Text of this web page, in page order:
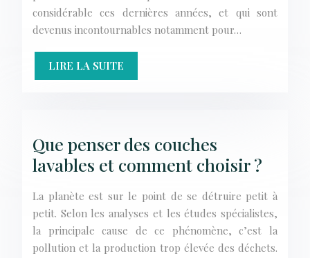
considérable ces dernières années, et qui sont
devenus incontournables notamment pour…
LIRE LA SUITE
Que penser des couches
lavables et comment choisir ?
La planète est sur le point de se détruire petit à
petit. Selon les analyses et les études spécialistes,
la principale cause de ce phénomène, c’est la
pollution et la production trop élevée des déchets.